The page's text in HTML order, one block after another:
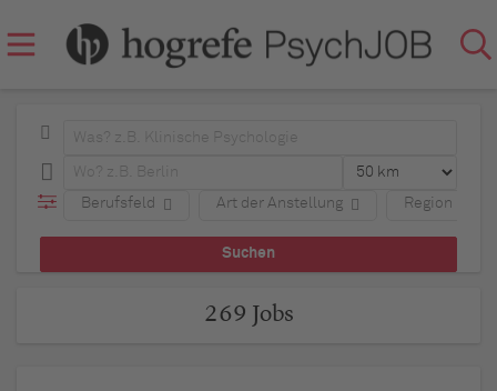
Berufsfeld Art der Anstellung Region
269 Jobs